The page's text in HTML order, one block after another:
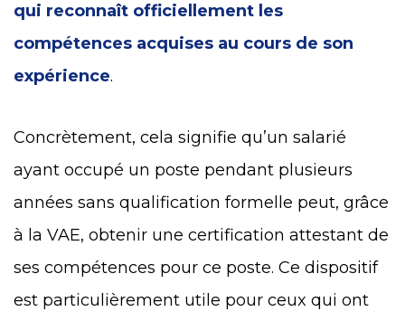
qui reconnaît officiellement les
compétences acquises au cours de son
expérience.
Concrètement, cela signifie qu’un salarié
ayant occupé un poste pendant plusieurs
années sans qualification formelle peut, grâce
à la VAE, obtenir une certification attestant de
ses compétences pour ce poste. Ce dispositif
est particulièrement utile pour ceux qui ont